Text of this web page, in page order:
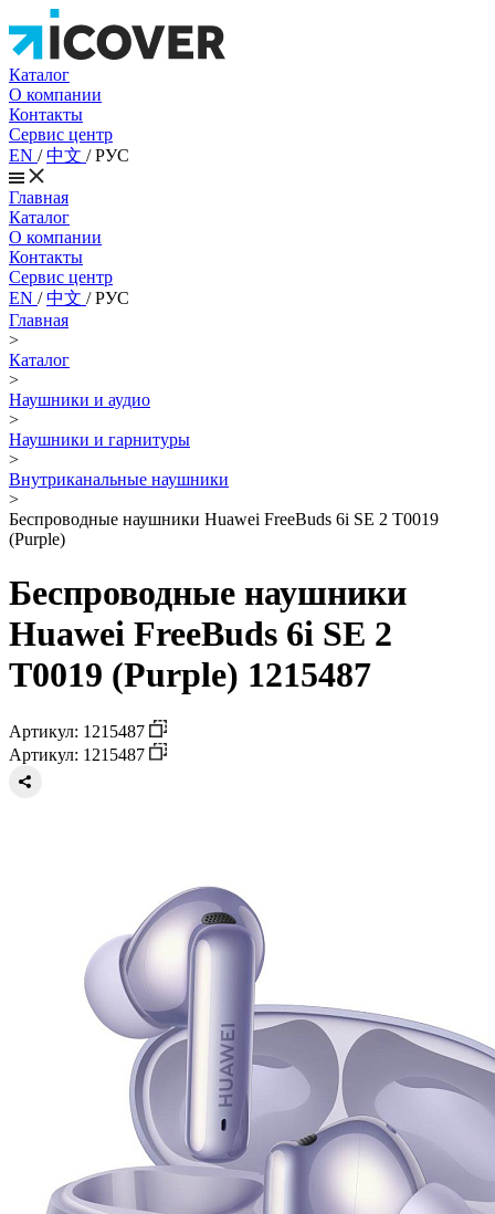
Каталог
О компании
Контакты
Сервис центр
EN /中文 /РУС
Главная
Каталог
О компании
Контакты
Сервис центр
EN /中文 /РУС
Главная
>
Каталог
>
Наушники и аудио
>
Наушники и гарнитуры
>
Внутриканальные наушники
>
Беспроводные наушники Huawei FreeBuds 6i SE 2 T0019
(Purple)
Беспроводные наушники
Huawei FreeBuds 6i SE 2
T0019 (Purple) 1215487
Артикул: 1215487
Артикул: 1215487